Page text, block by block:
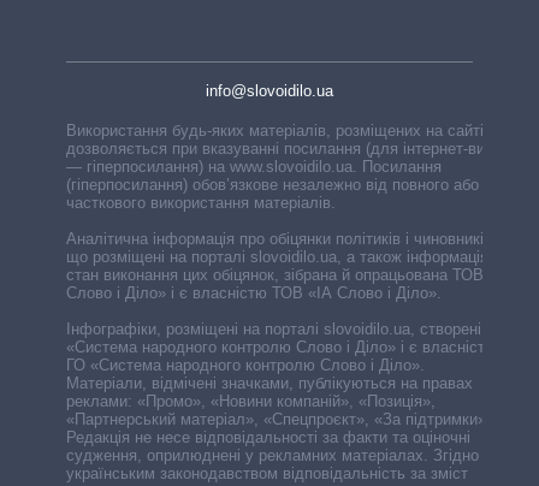
info@slovoidilo.ua
Використання будь-яких матеріалів, розміщених на сайті,
дозволяється при вказуванні посилання (для інтернет-видань
— гіперпосилання) на www.slovoidilo.ua. Посилання
(гіперпосилання) обов’язкове незалежно від повного або
часткового використання матеріалів.
Аналітична інформація про обіцянки політиків і чиновників,
що розміщені на порталі slovoidilo.ua, а також інформація про
стан виконання цих обіцянок, зібрана й опрацьована ТОВ «ІА
Слово і Діло» і є власністю ТОВ «ІА Слово і Діло».
Інфографіки, розміщені на порталі slovoidilo.ua, створені ГО
«Система народного контролю Слово і Діло» і є власністю
ГО «Система народного контролю Слово і Діло».
Матеріали, відмічені значками, публікуються на правах
реклами: «Промо», «Новини компаній», «Позиція»,
«Партнерський матеріал», «Спецпроєкт», «За підтримки».
Редакція не несе відповідальності за факти та оціночні
судження, оприлюднені у рекламних матеріалах. Згідно з
українським законодавством відповідальність за зміст